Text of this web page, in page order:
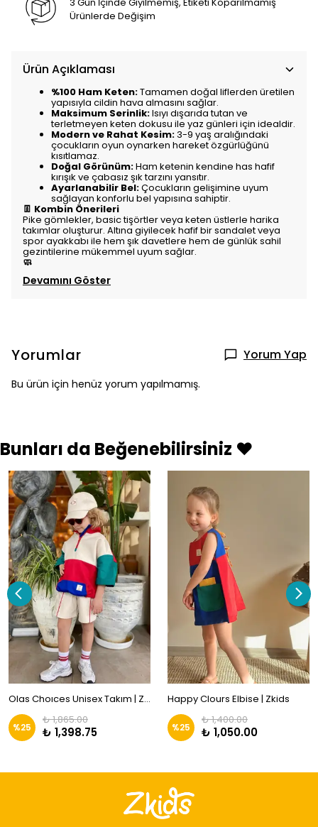
Ürünlerde Değişim
Ürün Açıklaması
%100 Ham Keten:Tamamen doğal liflerden üretilen
yapısıyla cildin hava almasını sağlar.
Maksimum Serinlik:Isıyı dışarıda tutan ve
terletmeyen keten dokusu ile yaz günleri için idealdir.
Modern ve Rahat Kesim:3-9 yaş aralığındaki
çocukların oyun oynarken hareket özgürlüğünü
kısıtlamaz.
Doğal Görünüm:Ham ketenin kendine has hafif
kırışık ve çabasız şık tarzını yansıtır.
Ayarlanabilir Bel:Çocukların gelişimine uyum
sağlayan konforlu bel yapısına sahiptir.
👖 Kombin Önerileri
Pike gömlekler, basic tişörtler veya keten üstlerle harika
takımlar oluşturur. Altına giyilecek hafif bir sandalet veya
spor ayakkabı ile hem şık davetlere hem de günlük sahil
gezintilerine mükemmel uyum sağlar.
🧼
Devamını Göster
Yorumlar Yorum Yap
Bu ürün için henüz yorum yapılmamış.
Bunları da Beğenebilirsiniz ❤️
Olas Choıces Unisex Takım | Zkids
%25
₺ 1,865.00
₺ 1,398.75
Happy Clours Elbise | Zkids
%25
₺ 1,400.00
₺ 1,050.00